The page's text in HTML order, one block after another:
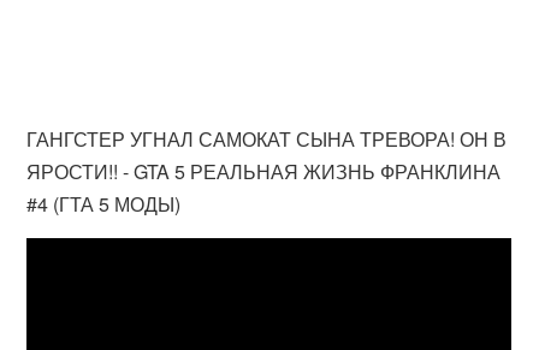
ГАНГСТЕР УГНАЛ САМОКАТ СЫНА ТРЕВОРА! ОН В
ЯРОСТИ!! - GTA 5 РЕАЛЬНАЯ ЖИЗНЬ ФРАНКЛИНА
#4 (ГТА 5 МОДЫ)